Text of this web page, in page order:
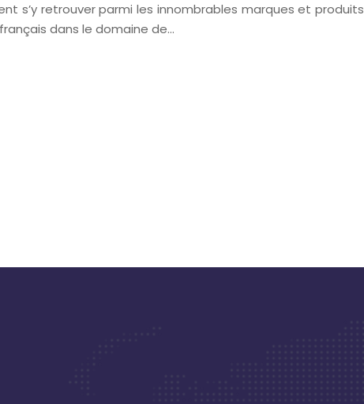
s’y retrouver parmi les innombrables marques et produits
dans le domaine de…